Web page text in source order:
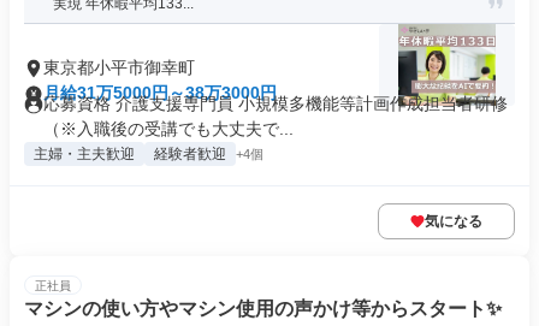
実現 年休暇平均133...
東京都小平市御幸町
月給31万5000円～38万3000円
応募資格 介護支援専門員 小規模多機能等計画作成担当者研修
（※入職後の受講でも大丈夫で...
主婦・主夫歓迎 経験者歓迎 +4個
気になる
正社員
マシンの使い方やマシン使用の声かけ等からスタート✨